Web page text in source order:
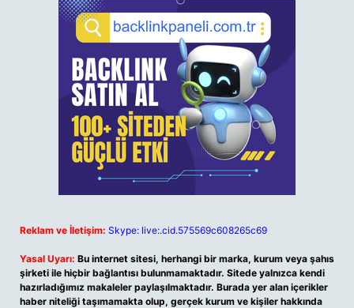
Reklam ve İletişim: Skype: live:.cid.575569c608265c69
Yasal Uyarı: Bu internet sitesi, herhangi bir marka, kurum veya şahıs
şirketi ile hiçbir bağlantısı bulunmamaktadır. Sitede yalnızca kendi
hazırladığımız makaleler paylaşılmaktadır. Burada yer alan içerikler
haber niteliği taşımamakta olup, gerçek kurum ve kişiler hakkında